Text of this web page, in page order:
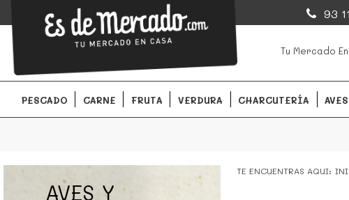
EsDeMercado.com
EsDeMercado.comte lleva a casa los mejores productos de los
Barcelona y de productores locales.
93
Tu Mercado
PESCADO CARNE FRUTA VERDURA CHARCUTERÍA AVES
AVES Y
TE ENCUENTRAS AQUI: